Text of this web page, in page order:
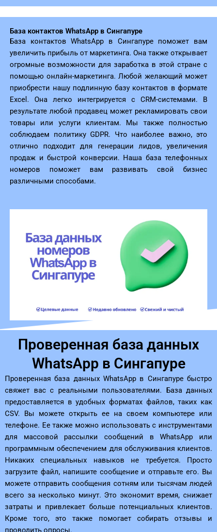
База контактов WhatsApp в Сингапуре
База контактов WhatsApp в Сингапуре поможет вам
увеличить прибыль от маркетинга. Она также открывает
огромные возможности для заработка в этой стране с
помощью онлайн-маркетинга. Любой желающий может
приобрести нашу подлинную базу контактов в формате
Excel. Она легко интегрируется с CRM-системами. В
результате любой продавец может рекламировать свои
товары или услуги клиентам. Мы также полностью
соблюдаем политику GDPR. Что наиболее важно, это
отлично подходит для генерации лидов, увеличения
продаж и быстрой конверсии. Наша база телефонных
номеров поможет вам развивать свой бизнес
различными способами.
Проверенная база данных
WhatsApp в Сингапуре
Проверенная база данных WhatsApp в Сингапуре быстро
свяжет вас с реальными пользователями. База данных
предоставляется в удобных форматах файлов, таких как
CSV. Вы можете открыть ее на своем компьютере или
телефоне. Ее также можно использовать с инструментами
для массовой рассылки сообщений в WhatsApp или
программным обеспечением для обслуживания клиентов.
Никаких специальных навыков не требуется. Просто
загрузите файл, напишите сообщение и отправьте его. Вы
можете отправить сообщения сотням или тысячам людей
всего за несколько минут. Это экономит время, снижает
затраты и привлекает больше потенциальных клиентов.
Кроме того, это также помогает собирать отзывы и